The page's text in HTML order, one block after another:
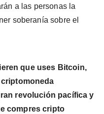
a las personas la
soberanía sobre el
que uses Bitcoin,
revolución pacífica y
compres cripto